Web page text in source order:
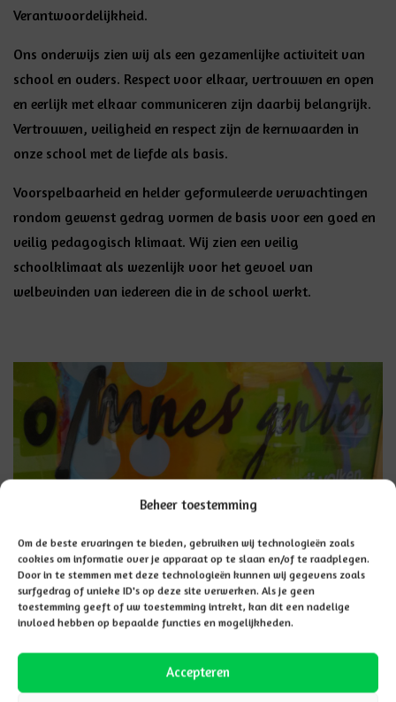
Beheer toestemming
Om de beste ervaringen te bieden, gebruiken wij technologieën zoals
cookies om informatie over je apparaat op te slaan en/of te raadplegen.
Door in te stemmen met deze technologieën kunnen wij gegevens zoals
surfgedrag of unieke ID's op deze site verwerken. Als je geen
toestemming geeft of uw toestemming intrekt, kan dit een nadelige
invloed hebben op bepaalde functies en mogelijkheden.
Accepteren
Verantwoordelijkheid.
Ons onderwijs zien wij als een gezamenlijke activiteit van
school en ouders. Respect voor elkaar, vertrouwen en open
en eerlijk met elkaar communiceren zijn daarbij belangrijk.
Vertrouwen, veiligheid en respect zijn de kernwaarden in
onze school met de liefde als basis.
Voorspelbaarheid en helder geformuleerde verwachtingen
rondom gewenst gedrag vormen de basis voor een goed en
veilig pedagogisch klimaat. Wij zien een veilig
schoolklimaat als wezenlijk voor het gevoel van
welbevinden van iedereen die in de school werkt.